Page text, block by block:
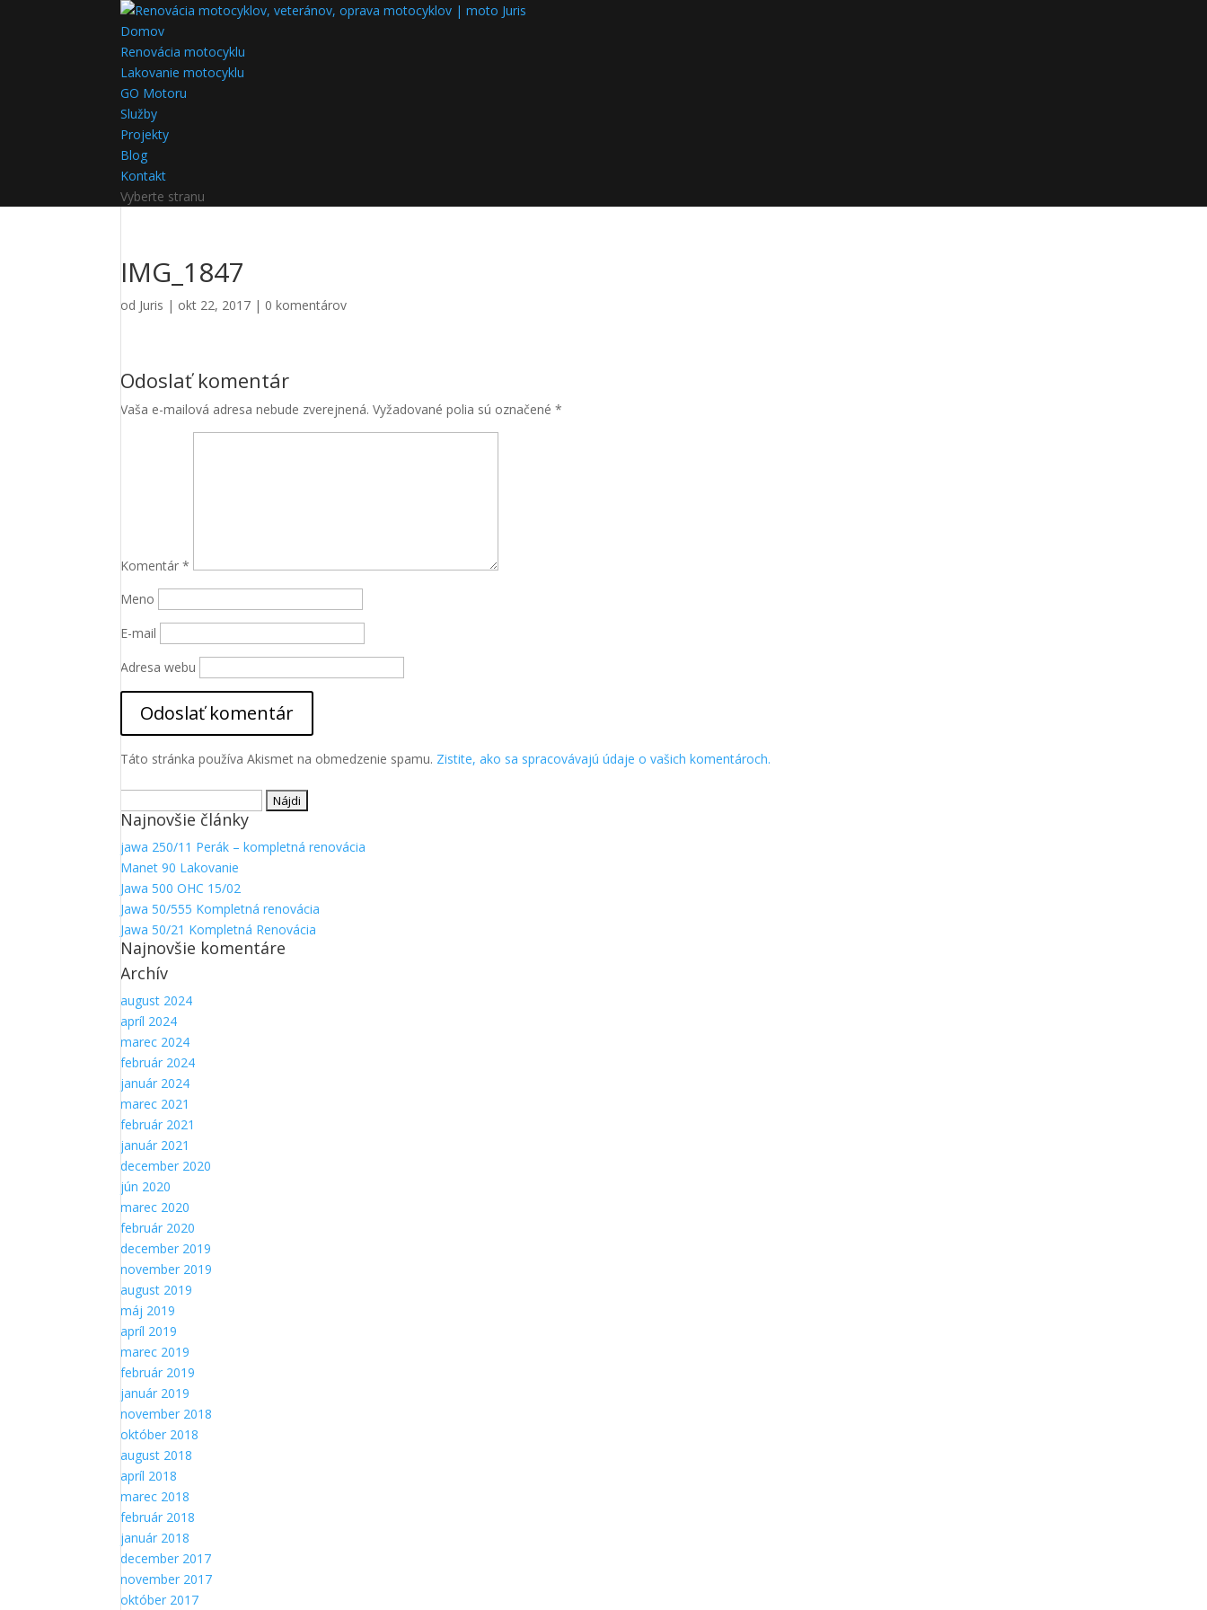
Domov
Renovácia motocyklu
Lakovanie motocyklu
GO Motoru
Služby
Projekty
Blog
Kontakt
Vyberte stranu
IMG_1847
od Juris | okt 22, 2017 | 0 komentárov
Odoslať komentár
Vaša e-mailová adresa nebude zverejnená. Vyžadované polia sú označené*
Komentár*
Meno
E-mail
Adresa webu
Táto stránka používa Akismet na obmedzenie spamu. Zistite, ako sa spracovávajú údaje o vašich komentároch.
Najnovšie články
jawa 250/11 Perák – kompletná renovácia
Manet 90 Lakovanie
Jawa 500 OHC 15/02
Jawa 50/555 Kompletná renovácia
Jawa 50/21 Kompletná Renovácia
Najnovšie komentáre
Archív
august 2024
apríl 2024
marec 2024
február 2024
január 2024
marec 2021
február 2021
január 2021
december 2020
jún 2020
marec 2020
február 2020
december 2019
november 2019
august 2019
máj 2019
apríl 2019
marec 2019
február 2019
január 2019
november 2018
október 2018
august 2018
apríl 2018
marec 2018
február 2018
január 2018
december 2017
november 2017
október 2017